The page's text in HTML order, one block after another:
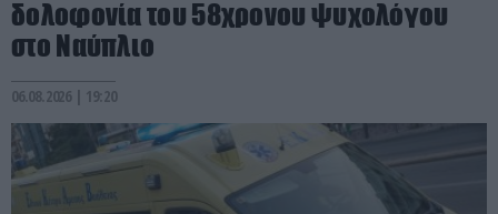
δολοφονία του 58χρονου ψυχολόγου
στο Ναύπλιο
06.08.2026 | 19:20